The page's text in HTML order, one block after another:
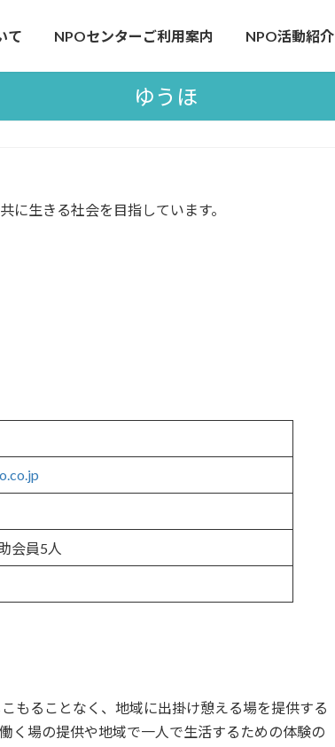
て NPOセンターご利用案内 NPO活動紹介
ゆうほ
に生きる社会を目指しています。
会員5人
もることなく、地域に出掛け憩える場を提供する
く場の提供や地域で一人で生活するための体験の